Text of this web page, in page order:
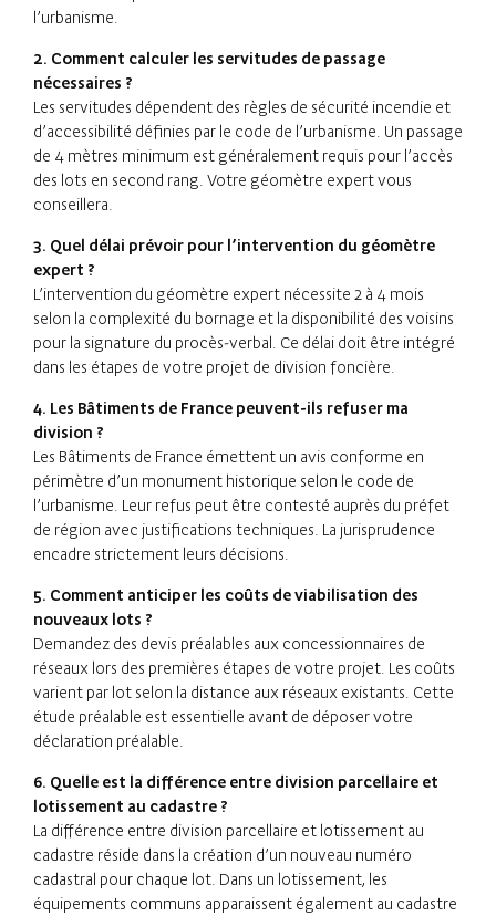
l’urbanisme.
2. Comment calculer les servitudes de passage
nécessaires ?
Les servitudes dépendent des règles de sécurité incendie et
d’accessibilité définies par le code de l’urbanisme. Un passage
de 4 mètres minimum est généralement requis pour l’accès
des lots en second rang. Votre géomètre expert vous
conseillera.
3. Quel délai prévoir pour l’intervention du géomètre
expert ?
L’intervention du géomètre expert nécessite 2 à 4 mois
selon la complexité du bornage et la disponibilité des voisins
pour la signature du procès-verbal. Ce délai doit être intégré
dans les étapes de votre projet de division foncière.
4. Les Bâtiments de France peuvent-ils refuser ma
division ?
Les Bâtiments de France émettent un avis conforme en
périmètre d’un monument historique selon le code de
l’urbanisme. Leur refus peut être contesté auprès du préfet
de région avec justifications techniques. La jurisprudence
encadre strictement leurs décisions.
5. Comment anticiper les coûts de viabilisation des
nouveaux lots ?
Demandez des devis préalables aux concessionnaires de
réseaux lors des premières étapes de votre projet. Les coûts
varient par lot selon la distance aux réseaux existants. Cette
étude préalable est essentielle avant de déposer votre
déclaration préalable.
6. Quelle est la différence entre division parcellaire et
lotissement au cadastre ?
La différence entre division parcellaire et lotissement au
cadastre réside dans la création d’un nouveau numéro
cadastral pour chaque lot. Dans un lotissement, les
équipements communs apparaissent également au cadastre